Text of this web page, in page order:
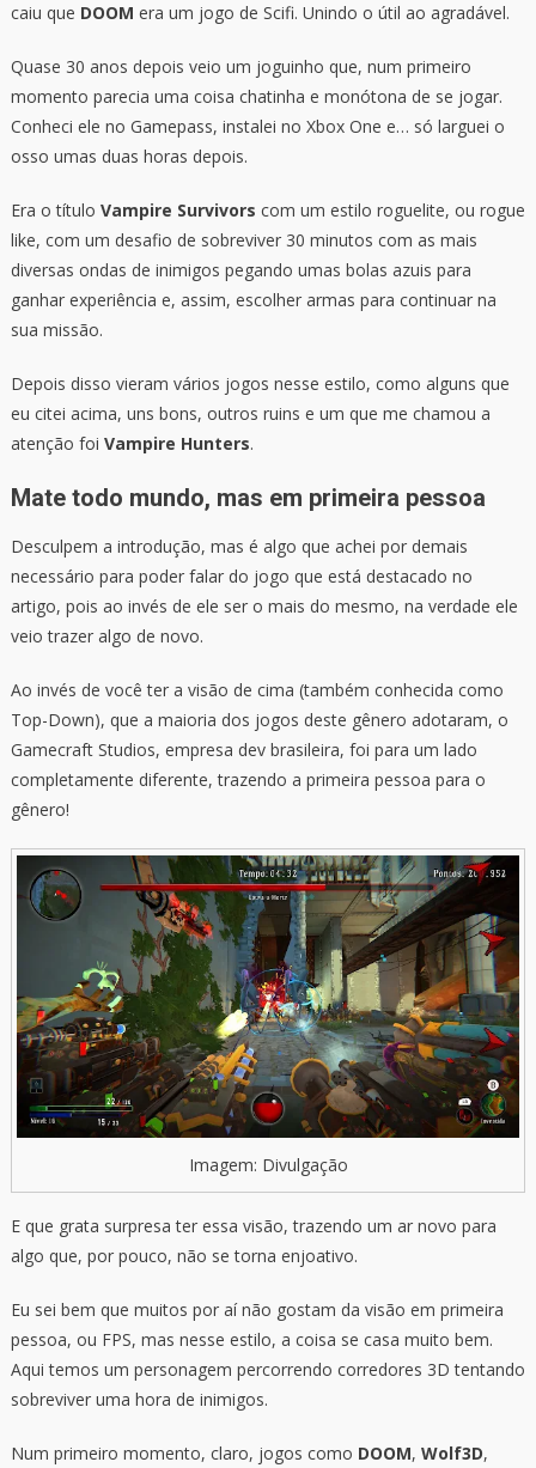
caiu que DOOM era um jogo de Scifi. Unindo o útil ao agradável.
Quase 30 anos depois veio um joguinho que, num primeiro
momento parecia uma coisa chatinha e monótona de se jogar.
Conheci ele no Gamepass, instalei no Xbox One e… só larguei o
osso umas duas horas depois.
Era o título Vampire Survivors com um estilo roguelite, ou rogue
like, com um desafio de sobreviver 30 minutos com as mais
diversas ondas de inimigos pegando umas bolas azuis para
ganhar experiência e, assim, escolher armas para continuar na
sua missão.
Depois disso vieram vários jogos nesse estilo, como alguns que
eu citei acima, uns bons, outros ruins e um que me chamou a
atenção foi Vampire Hunters.
Mate todo mundo, mas em primeira pessoa
Desculpem a introdução, mas é algo que achei por demais
necessário para poder falar do jogo que está destacado no
artigo, pois ao invés de ele ser o mais do mesmo, na verdade ele
veio trazer algo de novo.
Ao invés de você ter a visão de cima (também conhecida como
Top-Down), que a maioria dos jogos deste gênero adotaram, o
Gamecraft Studios, empresa dev brasileira, foi para um lado
completamente diferente, trazendo a primeira pessoa para o
gênero!
Imagem: Divulgação
E que grata surpresa ter essa visão, trazendo um ar novo para
algo que, por pouco, não se torna enjoativo.
Eu sei bem que muitos por aí não gostam da visão em primeira
pessoa, ou FPS, mas nesse estilo, a coisa se casa muito bem.
Aqui temos um personagem percorrendo corredores 3D tentando
sobreviver uma hora de inimigos.
Num primeiro momento, claro, jogos como DOOM, Wolf3D,